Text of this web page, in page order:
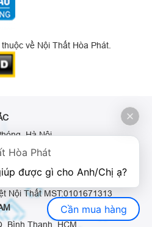
về Nội Thất Hòa Phát.
Hà Nội
8966-024. 3665 8993
- 0942.155.688
Nội Thất MST:0101671313
Bình Thạnh, HCM
Hòa Phát
Cần mua hàng